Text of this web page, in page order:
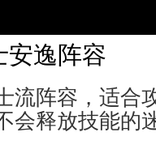
安逸阵容
流阵容，适合
会释放技能的